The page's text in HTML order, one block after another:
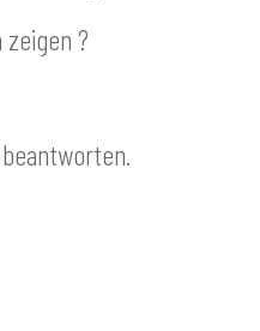
?